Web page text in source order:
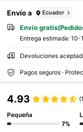
Envío a Ecuador
Envío
Entrega estimada: 10-
Devoluciones
Pagos seguros ·
4.93
Pequeña
7%